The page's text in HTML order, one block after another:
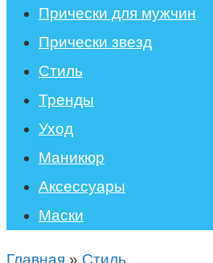
Прически для мужчин
Прически звезд
Стиль
Тренды
Уход
Маникюр
Аксессуары
Маски
Главная » Стиль